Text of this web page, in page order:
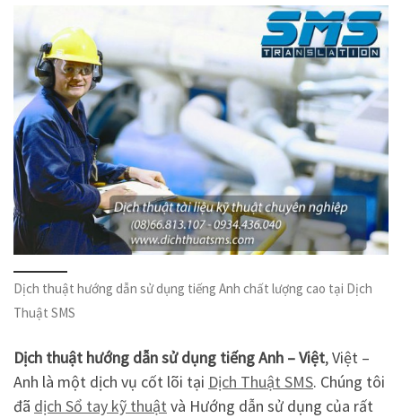
Dịch thuật hướng dẫn sử dụng tiếng Anh chất lượng cao tại Dịch
Thuật SMS
Dịch thuật hướng dẫn sử dụng tiếng Anh – Việt, Việt –
Anh là một dịch vụ cốt lõi tại Dịch Thuật SMS. Chúng tôi
đã dịch Sổ tay kỹ thuật và Hướng dẫn sử dụng của rất